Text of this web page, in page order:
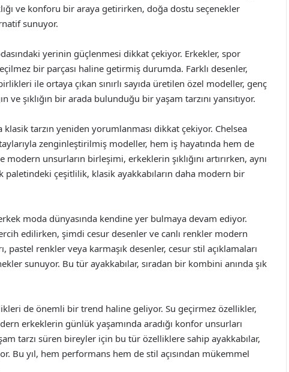
ve konforu bir araya getirirken, doğa dostu seçenekler
sunuyor.
yerinin güçlenmesi dikkat çekiyor. Erkekler, spor
bir parçası haline getirmiş durumda. Farklı desenler,
ile ortaya çıkan sınırlı sayıda üretilen özel modeller, genç
ve şıklığın bir arada bulunduğu bir yaşam tarzını yansıtıyor.
tarzın yeniden yorumlanması dikkat çekiyor. Chelsea
zenginleştirilmiş modeller, hem iş hayatında hem de
unsurların birleşimi, erkeklerin şıklığını artırırken, aynı
paletindeki çeşitlilik, klasik ayakkabıların daha modern bir
moda dünyasında kendine yer bulmaya devam ediyor.
edilirken, şimdi cesur desenler ve canlı renkler modern
pastel renkler veya karmaşık desenler, cesur stil açıklamaları
sunuyor. Bu tür ayakkabılar, sıradan bir kombini anında şık
de önemli bir trend haline geliyor. Su geçirmez özellikler,
erkeklerin günlük yaşamında aradığı konfor unsurları
tarzı süren bireyler için bu tür özelliklere sahip ayakkabılar,
Bu yıl, hem performans hem de stil açısından mükemmel